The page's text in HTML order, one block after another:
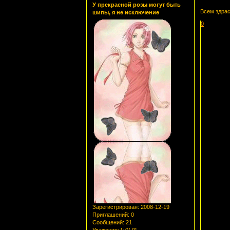
У прекрасной розы могут быть
шипы, я не исключение
Зарегистрирован: 2008-12-19
Приглашений: 0
Сообщений: 21
Всем
0